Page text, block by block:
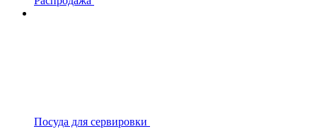
Посуда для сервировки